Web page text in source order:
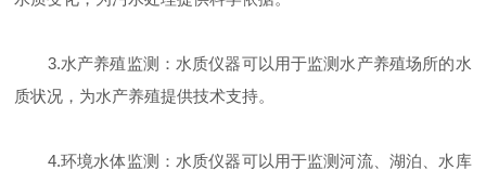
3.水产养殖监测：水质仪器可以用于监测水产养殖场所的水
质状况，为水产养殖提供技术支持。
4.环境水体监测：水质仪器可以用于监测河流、湖泊、水库